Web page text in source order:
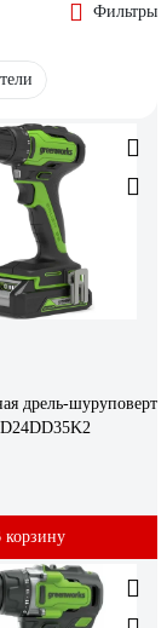
Фильтры
дрель-шуруповерт
корзину